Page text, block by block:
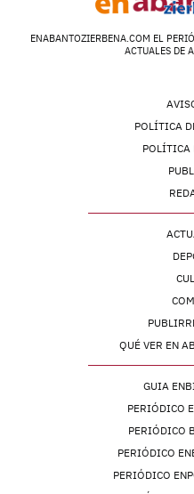
ENABANTOZIERBENA.COM EL
ACTUALES DE
POLÍTICA
POLÍTICA
QUÉ VER EN
GUIA
PERIÓDICO
PERIÓDICO
PERIÓDICO
PERIÓDICO